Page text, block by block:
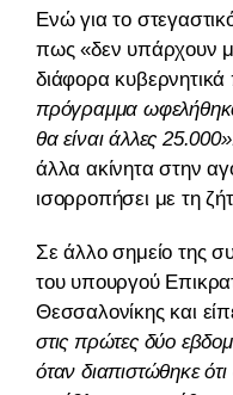
Ενώ για το
πως «δεν υπάρχουν
διάφορα
πρόγραμμα
θα είναι άλλες
άλλα ακίνητα στην
ισορροπήσει με τη
Σε άλλο σημείο της
του υπουργού
Θεσσαλονίκης και
στις πρώτες δύο
όταν διαπιστώθηκε